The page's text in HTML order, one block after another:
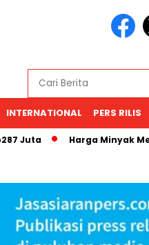
INTERNATIONAL PERS RILIS
Juta Harga Minyak